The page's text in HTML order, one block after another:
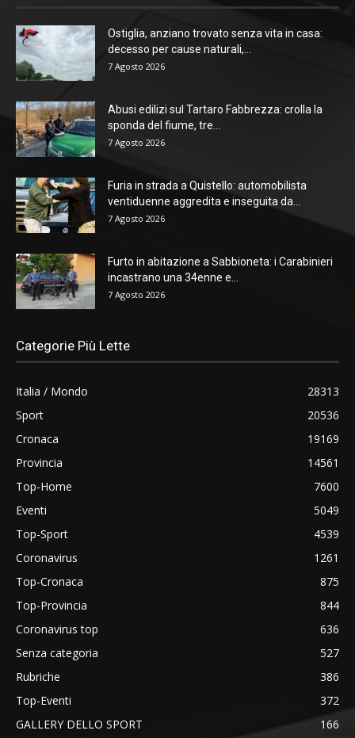
Ostiglia, anziano trovato senza vita in casa:
decesso per cause naturali,...
7 Agosto 2026
Abusi edilizi sul Tartaro Fabbrezza: crolla la
sponda del fiume, tre...
7 Agosto 2026
Furia in strada a Quistello: automobilista
ventiduenne aggredita e inseguita da...
7 Agosto 2026
Furto in abitazione a Sabbioneta: i Carabinieri
incastrano una 34enne e...
7 Agosto 2026
Categorie Più Lette
Italia / Mondo
28313
Sport
20536
Cronaca
19169
Provincia
14561
Top-Home
7600
Eventi
5049
Top-Sport
4539
Coronavirus
1261
Top-Cronaca
875
Top-Provincia
844
Coronavirus top
636
Senza categoria
527
Rubriche
386
Top-Eventi
372
GALLERY DELLO SPORT
166